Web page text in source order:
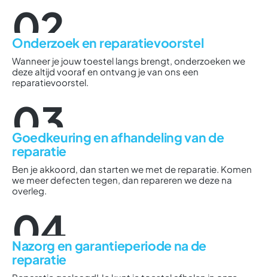
02
Onderzoek en reparatievoorstel
Wanneer je jouw toestel langs brengt, onderzoeken we
deze altijd vooraf en ontvang je van ons een
reparatievoorstel.
03
Goedkeuring en afhandeling van de
reparatie
Ben je akkoord, dan starten we met de reparatie. Komen
we meer defecten tegen, dan repareren we deze na
overleg.
04
Nazorg en garantieperiode na de
reparatie